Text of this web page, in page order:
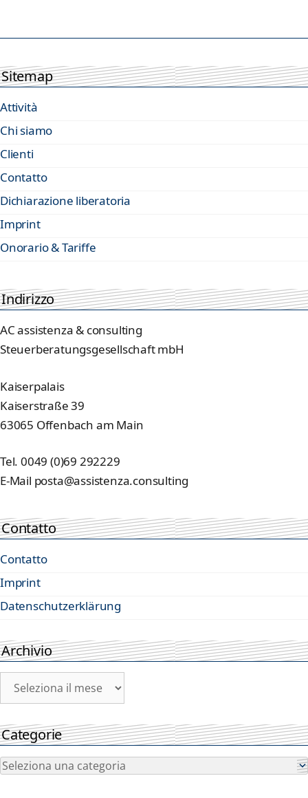
Sitemap
Attività
Chi siamo
Clienti
Contatto
Dichiarazione liberatoria
Imprint
Onorario & Tariffe
Indirizzo
AC assistenza & consulting
Steuerberatungsgesellschaft mbH
Kaiserpalais
Kaiserstraße 39
63065 Offenbach am Main
Tel. 0049 (0)69 292229
E-Mail posta@assistenza.consulting
Contatto
Contatto
Imprint
Datenschutzerklärung
Archivio
Archivio
Categorie
Categorie